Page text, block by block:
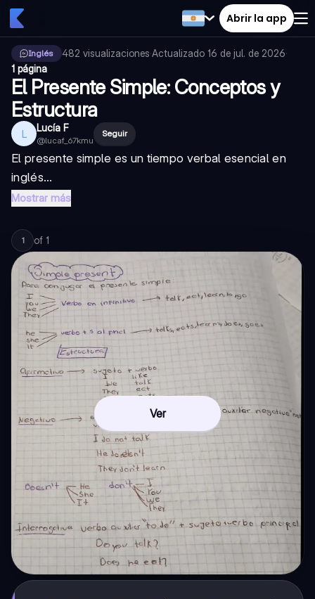
Abrir la app
Inglés 482 visualizaciones·Actualizado 16 de jul. de 2026·
1 página
El Presente Simple: Conceptos y
Estructura
L Lucía F
@lucaf_67kmu
Seguir
El presente simple es un tiempo verbal esencial en
inglés...
Mostrar más
1 of 1
Ver